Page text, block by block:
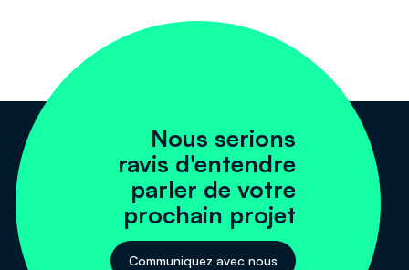
Nous serions
ravis d'entendre
parler de votre
prochain projet
Communiquez avec nous